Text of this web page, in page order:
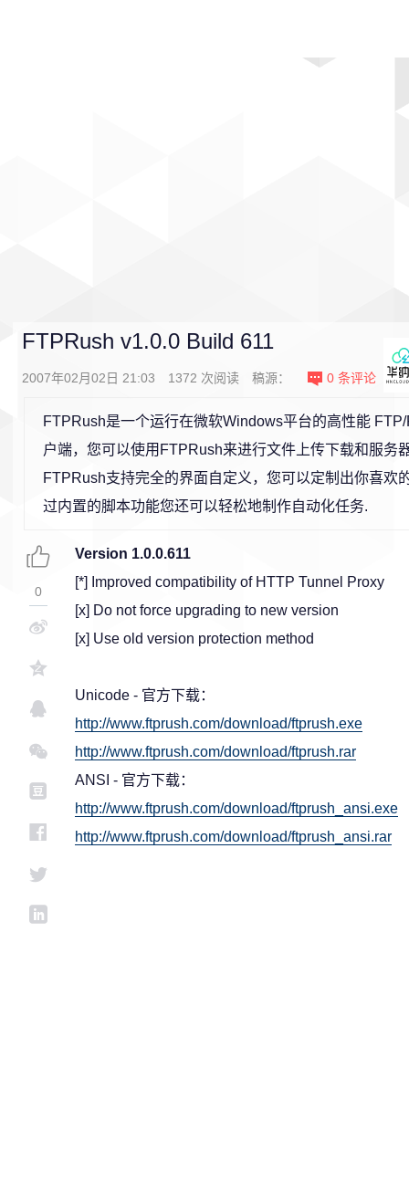
FTPRush v1.0.0 Build 611
2007年02月02日 21:03 1372 次阅读 稿源： 0 条评论
FTPRush是一个运行在微软Windows平台的高性能
户端，您可以使用FTPRush来进行文件上传下载和服务
FTPRush支持完全的界面自定义，您可以定制出你喜欢
过内置的脚本功能您还可以轻松地制作自动化任务.
Version 1.0.0.611
[*] Improved compatibility of HTTP Tunnel Proxy
[x] Do not force upgrading to new version
[x] Use old version protection method
Unicode - 官方下载：
http://www.ftprush.com/download/ftprush.exe
http://www.ftprush.com/download/ftprush.rar
ANSI - 官方下载：
http://www.ftprush.com/download/ftprush_ansi.exe
http://www.ftprush.com/download/ftprush_ansi.rar
0